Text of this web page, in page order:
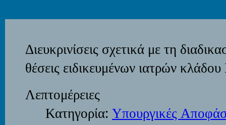
Διευκρινίσεις σχετικά με τη
θέσεις ειδικευμένων ιατρών
Λεπτομέρειες
Κατηγορία: Υπουργικές